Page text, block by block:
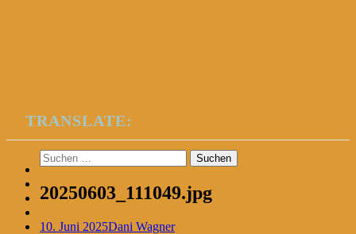
TRANSLATE:
Suchen
nach:
20250603_111049.jpg
10. Juni 2025Dani Wagner